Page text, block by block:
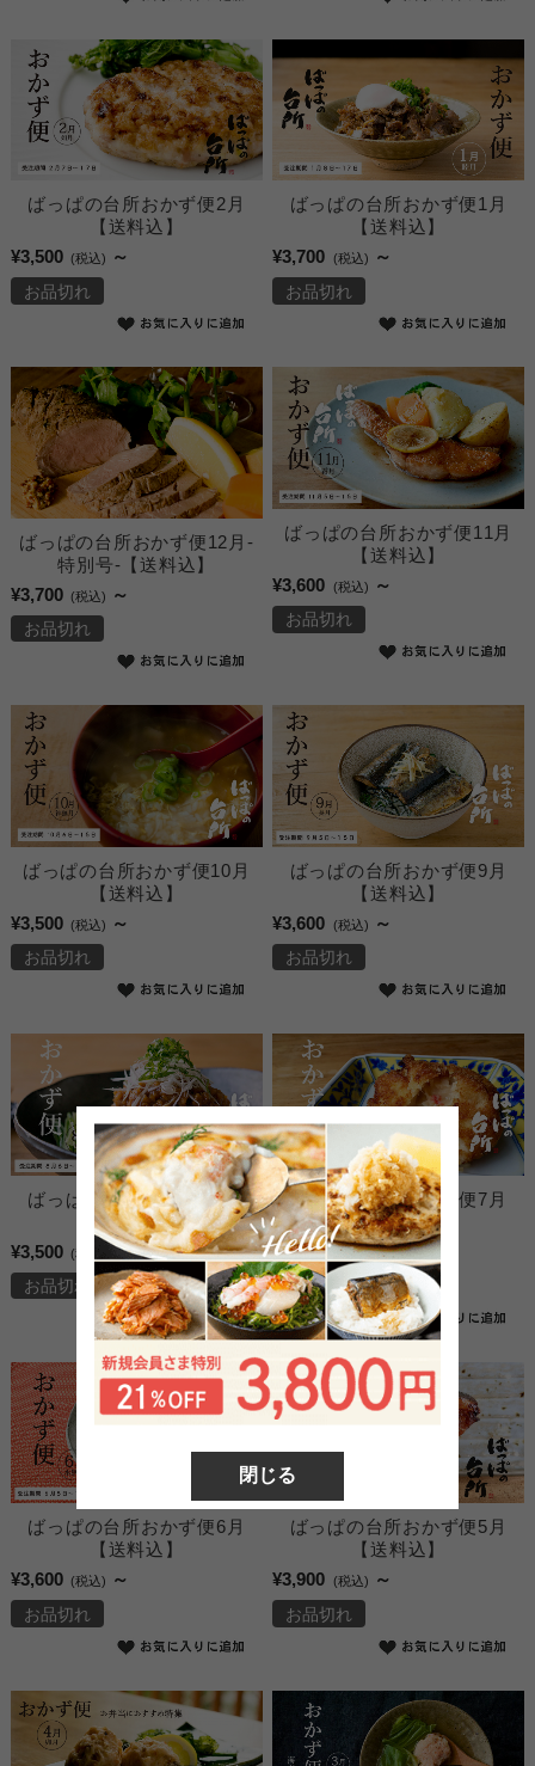
閉じる
ばっぱの台所おかず便2月
【送料込】
¥3,500 (税込) ～
お品切れ
ばっぱの台所おかず便1月
【送料込】
¥3,700
(税込) ～
お品切れ
ばっぱの台所おかず便12月-
特別号-【送料込】
¥3,700 (税込) ～
お品切れ
ばっぱの台所おかず便11月
【送料込】
¥3,600
(税込) ～
お品切れ
ばっぱの台所おかず便10月
【送料込】
¥3,500 (税込) ～
お品切れ
ばっぱの台所おかず便9月
【送料込】
¥3,600
(税込) ～
お品切れ
ばっぱの台所おかず便8月
【送料込】
¥3,500 (税込) ～
お品切れ
ばっぱの台所おかず便7月
【送料込】
¥3,700
(税込) ～
お品切れ
ばっぱの台所おかず便6月
【送料込】
¥3,600 (税込) ～
お品切れ
ばっぱの台所おかず便5月
【送料込】
¥3,900
(税込) ～
お品切れ